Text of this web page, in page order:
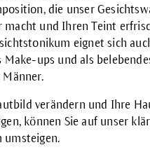
die unser
macht und Ihren Teint
eignet sich
Make-ups und als
Männer.
verändern und Ihre
können Sie auf unser
umsteigen.